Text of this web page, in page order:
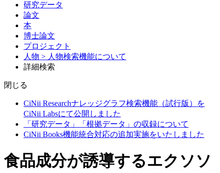
研究データ
論文
本
博士論文
プロジェクト
人物 > 人物検索機能について
詳細検索
閉じる
CiNii Researchナレッジグラフ検索機能（試行版）を
CiNii Labsにて公開しました
「研究データ」「根拠データ」の収録について
CiNii Books機能統合対応の追加実施をいたしました
食品成分が誘導するエクソソ